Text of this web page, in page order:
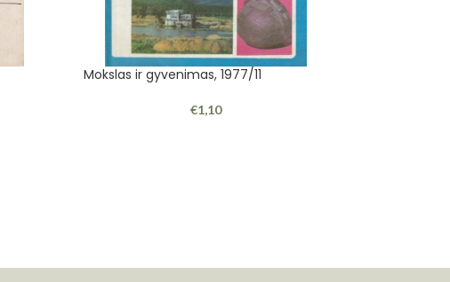
Mokslas ir gyvenimas, 1977/11
€1,10